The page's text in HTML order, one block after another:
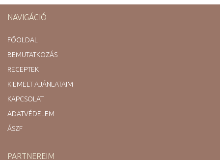
NAVIGÁCIÓ
FŐOLDAL
BEMUTATKOZÁS
RECEPTEK
KIEMELT AJÁNLATAIM
KAPCSOLAT
ADATVÉDELEM
ÁSZF
PARTNEREIM